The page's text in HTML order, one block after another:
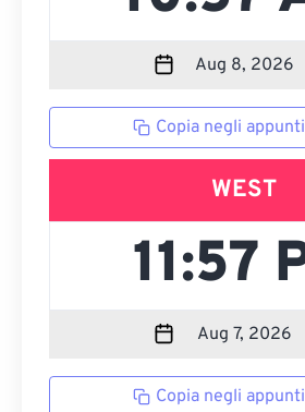
Copia negli appunti
WEST
Copia negli appunti